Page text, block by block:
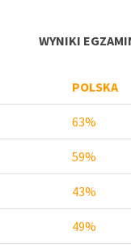
WYNIKI
POLSKA
63%
59%
43%
49%